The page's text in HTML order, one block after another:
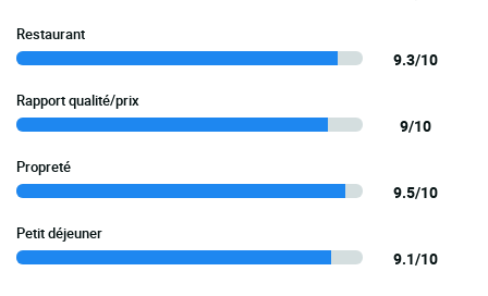
Restaurant
9.3/10
Rapport qualité/prix
9/10
Propreté
9.5/10
Petit déjeuner
9.1/10